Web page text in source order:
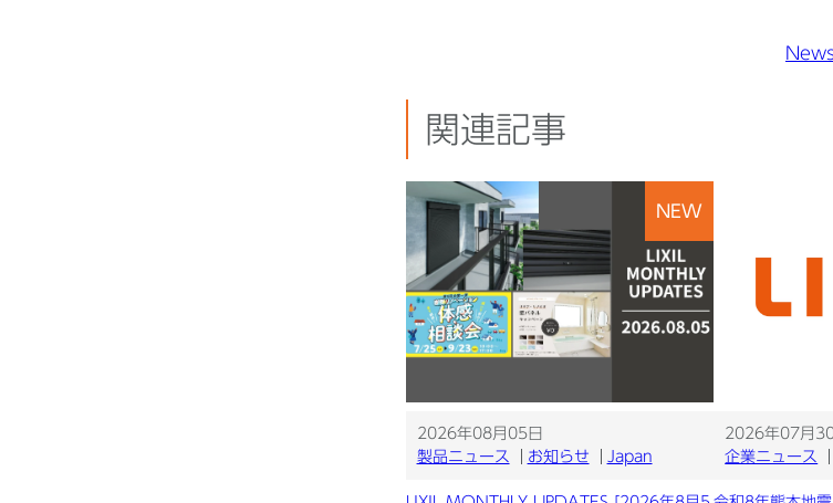
関連記事
NEW
2026年08月05日
製品ニュース
お知らせ Japan
2026年07月
企業ニュース